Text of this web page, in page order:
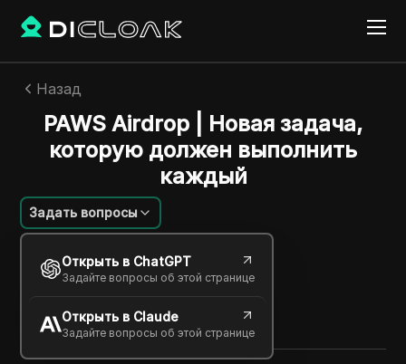
Назад
PAWS Airdrop | Новая задача,
которую должен выполнить
каждый
Задать вопросы
Открыть в ChatGPT
Задайте вопросы об этой странице
Открыть в Claude
Задайте вопросы об этой странице
Savannah Westwood
01 янв. 2025 3 минут
Copy Link